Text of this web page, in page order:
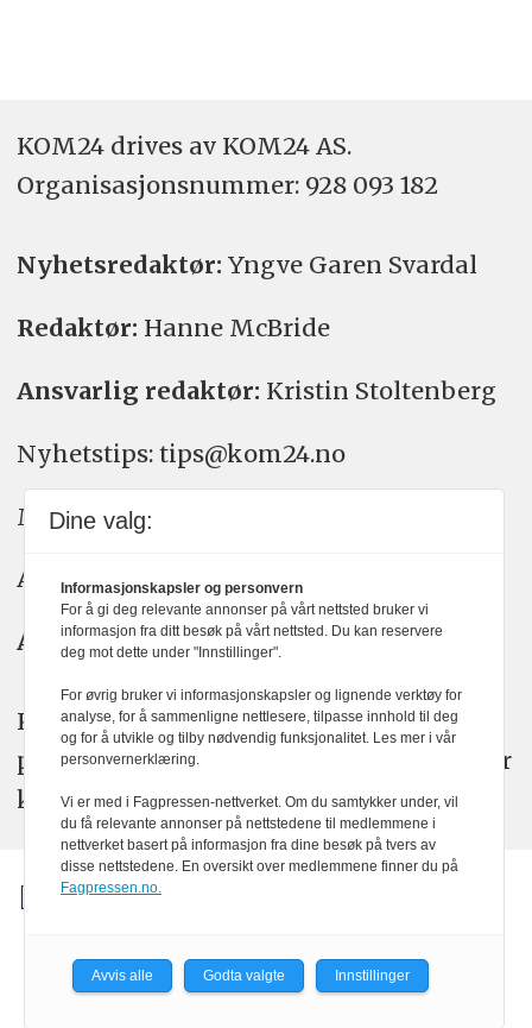
KOM24 drives av KOM24 AS.
Organisasjons­nummer: 928 093 182
Nyhetsredaktør: Yngve Garen Svardal
Redaktør: Hanne McBride
Ansvarlig redaktør: Kristin Stoltenberg
Nyhetstips: tips@kom24.no
Meninger: meninger@kom24.no
Annonse: annonse@watchmedia.no
Abonnement:kom24@watchmedia.no
KOM24 arbeider etter Vær Varsom-
plakatens regler for god presseskikk. Her
kan du lese mer omPFUsarbeid.
Powered by Labrador CMS
Dine valg:
Informasjonskapsler og personvern
For å gi deg relevante annonser på vårt nettsted bruker vi
informasjon fra ditt besøk på vårt nettsted. Du kan reservere
deg mot dette under "Innstillinger".
For øvrig bruker vi informasjonskapsler og lignende verktøy for
analyse, for å sammenligne nettlesere, tilpasse innhold til deg
og for å utvikle og tilby nødvendig funksjonalitet. Les mer i vår
personvernerklæring.
Vi er med i Fagpressen-nettverket. Om du samtykker under, vil
du få relevante annonser på nettstedene til medlemmene i
nettverket basert på informasjon fra dine besøk på tvers av
disse nettstedene. En oversikt over medlemmene finner du på
Fagpressen.no.
Avvis alle Godta valgte Innstillinger